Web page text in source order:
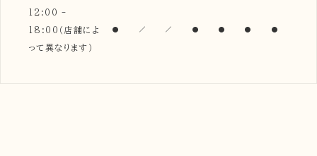
12:00 -
18:00（店舗によ
って異なります）